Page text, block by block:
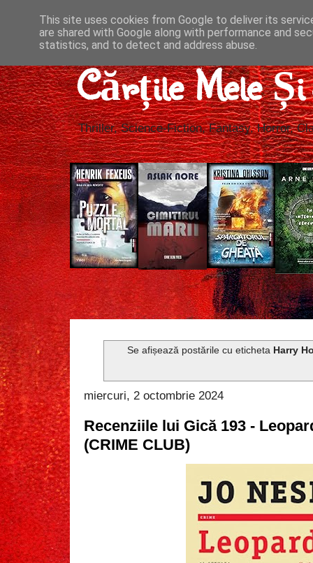
Cărțile Mele
Thriller, Science-Fiction, Fantasy, Horror,
Se afișează postările cu eticheta Harry
miercuri, 2 octombrie 2024
Recenziile lui Gică 193 -
(CRIME CLUB)
This site uses cookies from Google to deliver its
are shared with Google along with performance and
statistics, and to detect and address abuse.